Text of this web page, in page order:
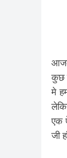
कुछ
मे
एक
जी